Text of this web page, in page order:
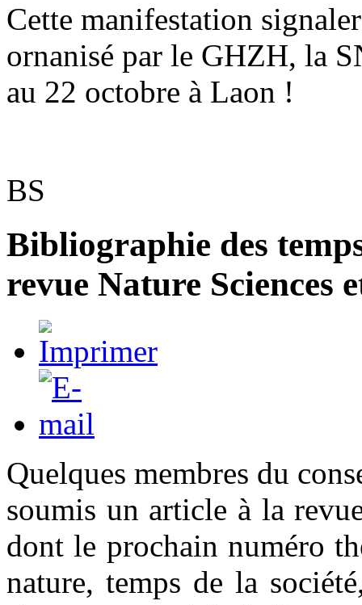
Cette manifestation
ornanisé par le GHZH, la
au 22 octobre à Laon !
BS
Bibliographie des
revue Nature Sciences
Quelques membres du
soumis un article à la
dont le prochain numéro
nature, temps de la